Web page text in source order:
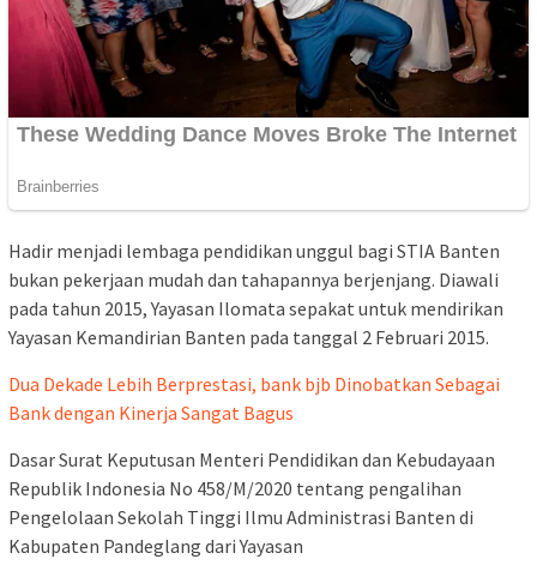
Hadir menjadi lembaga pendidikan unggul bagi STIA Banten
bukan pekerjaan mudah dan tahapannya berjenjang. Diawali
pada tahun 2015, Yayasan Ilomata sepakat untuk mendirikan
Yayasan Kemandirian Banten pada tanggal 2 Februari 2015.
Dua Dekade Lebih Berprestasi, bank bjb Dinobatkan Sebagai
Bank dengan Kinerja Sangat Bagus
Dasar Surat Keputusan Menteri Pendidikan dan Kebudayaan
Republik Indonesia No 458/M/2020 tentang pengalihan
Pengelolaan Sekolah Tinggi Ilmu Administrasi Banten di
Kabupaten Pandeglang dari Yayasan